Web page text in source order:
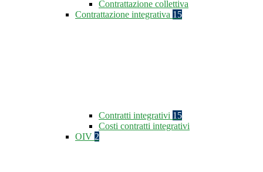
Contrattazione collettiva
Contrattazione integrativa 15
Contratti integrativi 15
Costi contratti integrativi
OIV 2